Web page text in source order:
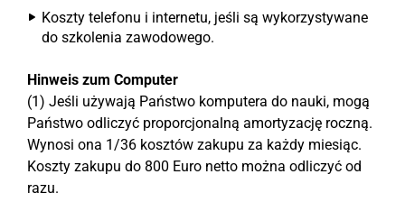
Koszty telefonu i internetu, jeśli są wykorzystywane
do szkolenia zawodowego.
Hinweis zum Computer
(1) Jeśli używają Państwo komputera do nauki, mogą
Państwo odliczyć proporcjonalną amortyzację roczną.
Wynosi ona 1/36 kosztów zakupu za każdy miesiąc.
Koszty zakupu do 800 Euro netto można odliczyć od
razu.